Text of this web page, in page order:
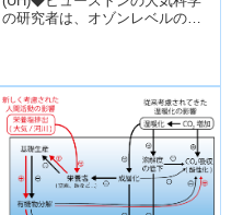
Reveal Much of
Flows from the North)
の研究者は、オゾンレベルの上